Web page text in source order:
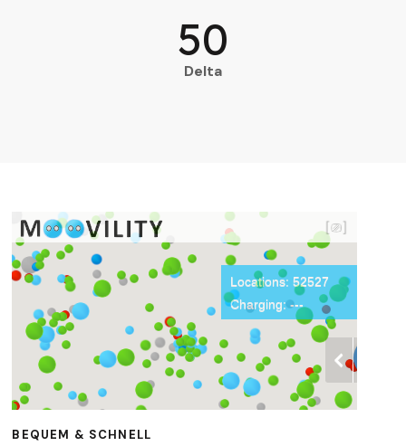
Delta
50
BEQUEM & SCHNELL